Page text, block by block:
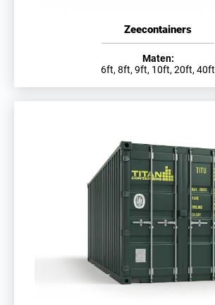
Zeecontainers
Maten:
6ft, 8ft, 9ft, 10ft, 20ft, 40ft